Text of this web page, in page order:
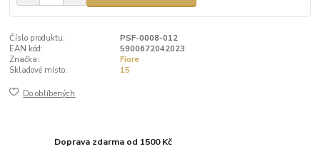
Číslo produktu:
PSF-0008-012
EAN kód:
5900672042023
Značka:
Fiore
Skladové místo:
15
Do oblíbených
Doprava zdarma od 1500 Kč